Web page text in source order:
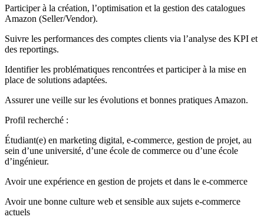
Participer à la création, l’optimisation et la gestion des catalogues
Amazon (Seller/Vendor).
Suivre les performances des comptes clients via l’analyse des KPI et
des reportings.
Identifier les problématiques rencontrées et participer à la mise en
place de solutions adaptées.
Assurer une veille sur les évolutions et bonnes pratiques Amazon.
Profil recherché :
Étudiant(e) en marketing digital, e-commerce, gestion de projet, au
sein d’une université, d’une école de commerce ou d’une école
d’ingénieur.
Avoir une expérience en gestion de projets et dans le e-commerce
Avoir une bonne culture web et sensible aux sujets e-commerce
actuels